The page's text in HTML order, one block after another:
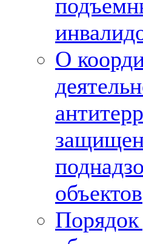
О
объектов
Порядок